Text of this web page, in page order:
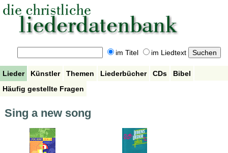
im Titel im Liedtext
Lieder Künstler Themen Liederbücher CDs
Bibel
Häufig gestellte Fragen
Sing a new song